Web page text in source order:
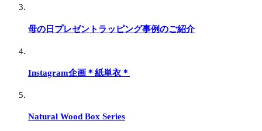
母の日プレゼントラッピング事例のご紹介
Instagram企画＊紙単衣＊
Natural Wood Box Series